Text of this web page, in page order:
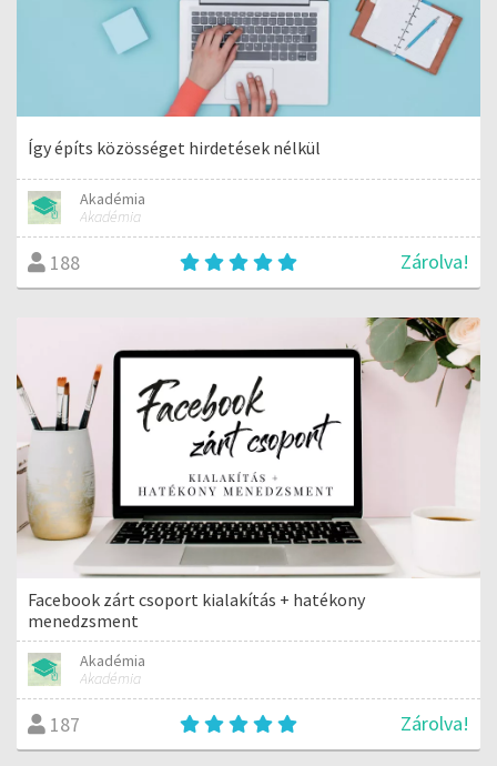
Így építs közösséget hirdetések nélkül
Akadémia
Akadémia
188 Zárolva!
Facebook zárt csoport kialakítás + hatékony
menedzsment
Akadémia
Akadémia
187 Zárolva!